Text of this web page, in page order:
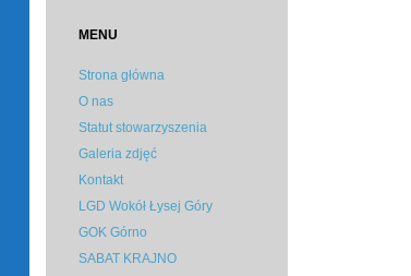
MENU
Strona główna
O nas
Statut stowarzyszenia
Galeria zdjęć
Kontakt
LGD Wokół Łysej Góry
GOK Górno
SABAT KRAJNO